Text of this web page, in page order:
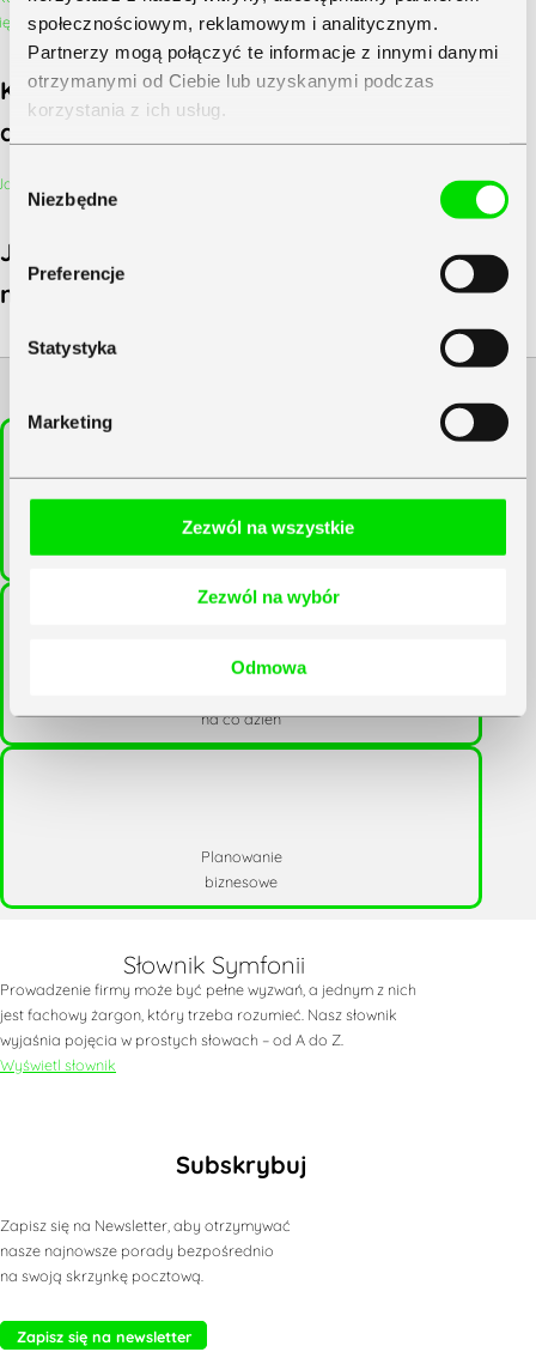
społecznościowym, reklamowym i analitycznym.
Partnerzy mogą połączyć te informacje z innymi danymi
otrzymanymi od Ciebie lub uzyskanymi podczas
korzystania z ich usług.
zgody
Niezbędne
Preferencje
Statystyka
Marketing
Zezwól na wszystkie
Zezwól na wybór
Odmowa
Koniec miesiąca w małej firmie — checklista
dokumentów dla właściciela i księgowej
Jaka jest odpowiedzialność księgowego
na etacie?
Finanse
międzynarodowe
na co dzień
Planowanie
biznesowe
Słownik Symfonii
Prowadzenie firmy może być pełne wyzwań, a jednym z nich
jest fachowy żargon, który trzeba rozumieć. Nasz słownik
wyjaśnia pojęcia w prostych słowach – od A do Z.
Wyświetl słownik
Subskrybuj
Zapisz się na Newsletter, aby otrzymywać
nasze najnowsze porady bezpośrednio
na swoją skrzynkę pocztową.
Zapisz się na newsletter